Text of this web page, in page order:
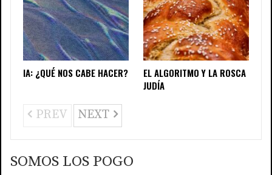
IA: ¿QUÉ NOS CABE HACER?
EL ALGORITMO Y LA ROSCA
JUDÍA
PREV NEXT
SOMOS LOS POGO